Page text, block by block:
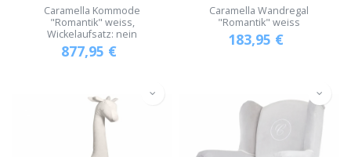
Caramella Kommode
"Romantik" weiss,
Wickelaufsatz: nein
877,95 €
Caramella Wandregal
"Romantik" weiss
183,95 €